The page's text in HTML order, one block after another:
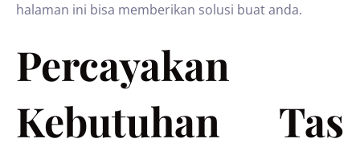
halaman ini bisa memberikan solusi buat anda.
Percayakan
Kebutuhan Tas